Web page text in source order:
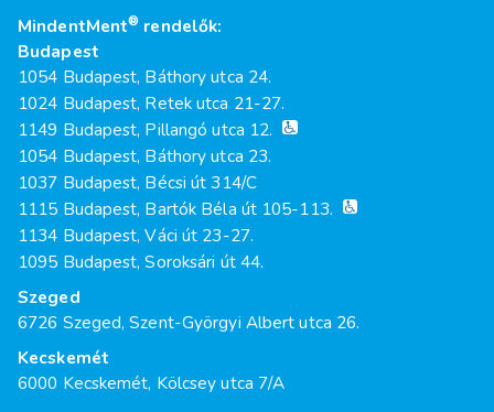
MindentMent® rendelők:
Budapest
1054 Budapest, Báthory utca 24.
1024 Budapest, Retek utca 21-27.
1149 Budapest, Pillangó utca 12.
1054 Budapest, Báthory utca 23.
1037 Budapest, Bécsi út 314/C
1115 Budapest, Bartók Béla út 105-113.
1134 Budapest, Váci út 23-27.
1095 Budapest, Soroksári út 44.
Szeged
6726 Szeged, Szent-Györgyi Albert utca 26.
Kecskemét
6000 Kecskemét, Kölcsey utca 7/A